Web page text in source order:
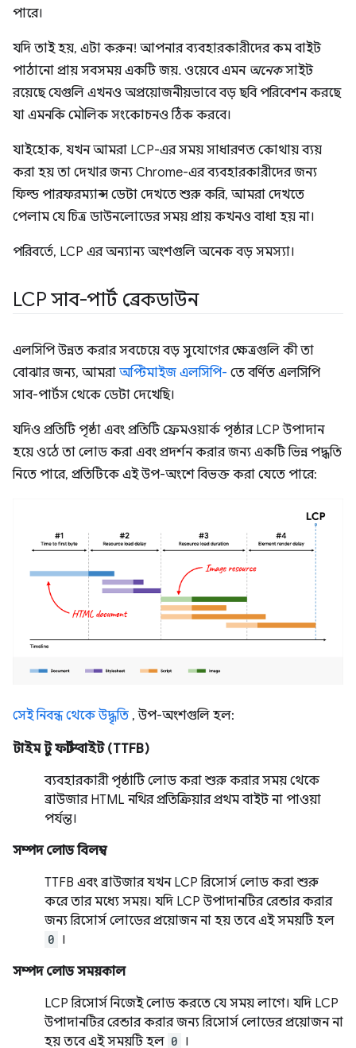
পারে।
যদি তাই হয়, এটা করুন! আপনার ব্যবহারকারীদের কম বাইট
পাঠানো প্রায় সবসময় একটি জয়. ওয়েবে এমন অনেকসাইট
রয়েছে যেগুলি এখনও অপ্রয়োজনীয়ভাবে বড় ছবি পরিবেশন করছে
যা এমনকি মৌলিক সংকোচনও ঠিক করবে।
যাইহোক, যখন আমরা LCP-এর সময় সাধারণত কোথায় ব্যয়
করা হয় তা দেখার জন্য Chrome-এর ব্যবহারকারীদের জন্য
ফিল্ড পারফরম্যান্স ডেটা দেখতে শুরু করি, আমরা দেখতে
পেলাম যে চিত্র ডাউনলোডের সময় প্রায় কখনও বাধা হয় না।
পরিবর্তে, LCP এর অন্যান্য অংশগুলি অনেক বড় সমস্যা।
LCP সাব-পার্ট ব্রেকডাউন
এলসিপি উন্নত করার সবচেয়ে বড় সুযোগের ক্ষেত্রগুলি কী তা
বোঝার জন্য, আমরা অপ্টিমাইজ এলসিপি- তে বর্ণিত এলসিপি
সাব-পার্টস থেকে ডেটা দেখেছি।
যদিও প্রতিটি পৃষ্ঠা এবং প্রতিটি ফ্রেমওয়ার্ক পৃষ্ঠার LCP উপাদান
হয়ে ওঠে তা লোড করা এবং প্রদর্শন করার জন্য একটি ভিন্ন পদ্ধতি
নিতে পারে, প্রতিটিকে এই উপ-অংশে বিভক্ত করা যেতে পারে:
সেই নিবন্ধ থেকে উদ্ধৃতি , উপ-অংশগুলি হল:
টাইম টু ফার্স্ট বাইট (TTFB)
ব্যবহারকারী পৃষ্ঠাটি লোড করা শুরু করার সময় থেকে
ব্রাউজার HTML নথির প্রতিক্রিয়ার প্রথম বাইট না পাওয়া
পর্যন্ত।
সম্পদ লোড বিলম্ব
TTFB এবং ব্রাউজার যখন LCP রিসোর্স লোড করা শুরু
করে তার মধ্যে সময়। যদি LCP উপাদানটির রেন্ডার করার
জন্য রিসোর্স লোডের প্রয়োজন না হয় তবে এই সময়টি হল
0 ।
সম্পদ লোড সময়কাল
LCP রিসোর্স নিজেই লোড করতে যে সময় লাগে। যদি LCP
উপাদানটির রেন্ডার করার জন্য রিসোর্স লোডের প্রয়োজন না
হয় তবে এই সময়টি হল 0 ।